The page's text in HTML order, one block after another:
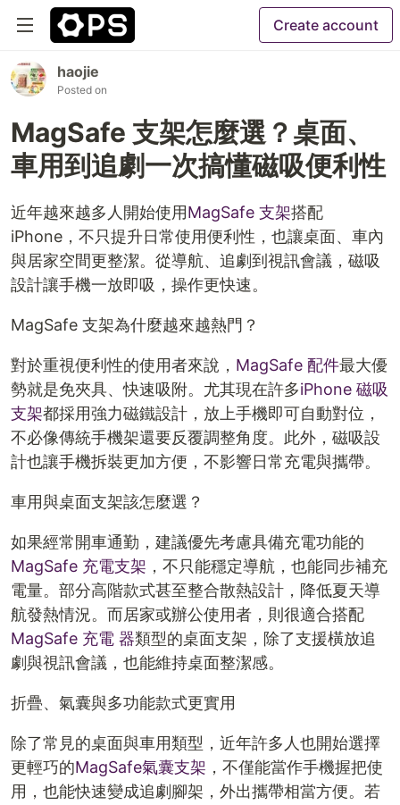
Create account
haojie
Posted on
MagSafe 支架怎麼選？桌面、
車用到追劇一次搞懂磁吸便利性
近年越來越多人開始使用MagSafe 支架搭配
iPhone，不只提升日常使用便利性，也讓桌面、車內
與居家空間更整潔。從導航、追劇到視訊會議，磁吸
設計讓手機一放即吸，操作更快速。
MagSafe 支架為什麼越來越熱門？
對於重視便利性的使用者來說， MagSafe 配件最大優
勢就是免夾具、快速吸附。尤其現在許多iPhone 磁吸
支架都採用強力磁鐵設計，放上手機即可自動對位，
不必像傳統手機架還要反覆調整角度。此外，磁吸設
計也讓手機拆裝更加方便，不影響日常充電與攜帶。
車用與桌面支架該怎麼選？
如果經常開車通勤，建議優先考慮具備充電功能的
MagSafe 充電支架 ，不只能穩定導航，也能同步補充
電量。部分高階款式甚至整合散熱設計，降低夏天導
航發熱情況。而居家或辦公使用者，則很適合搭配
MagSafe 充電 器類型的桌面支架，除了支援橫放追
劇與視訊會議，也能維持桌面整潔感。
折疊、氣囊與多功能款式更實用
除了常見的桌面與車用類型，近年許多人也開始選擇
更輕巧的MagSafe氣囊支架 ，不僅能當作手機握把使
用，也能快速變成追劇腳架，外出攜帶相當方便。若